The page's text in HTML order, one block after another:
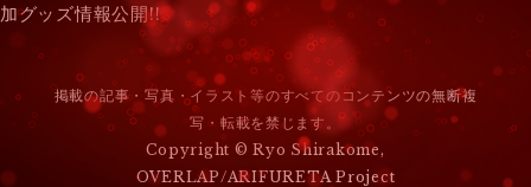
ナ
ゲ
加グッズ情報公開!!
掲載の記事・写真・イラスト等のすべてのコンテンツの無断複
写・転載を禁じます。
Copyright © Ryo Shirakome,
OVERLAP/ARIFURETA Project